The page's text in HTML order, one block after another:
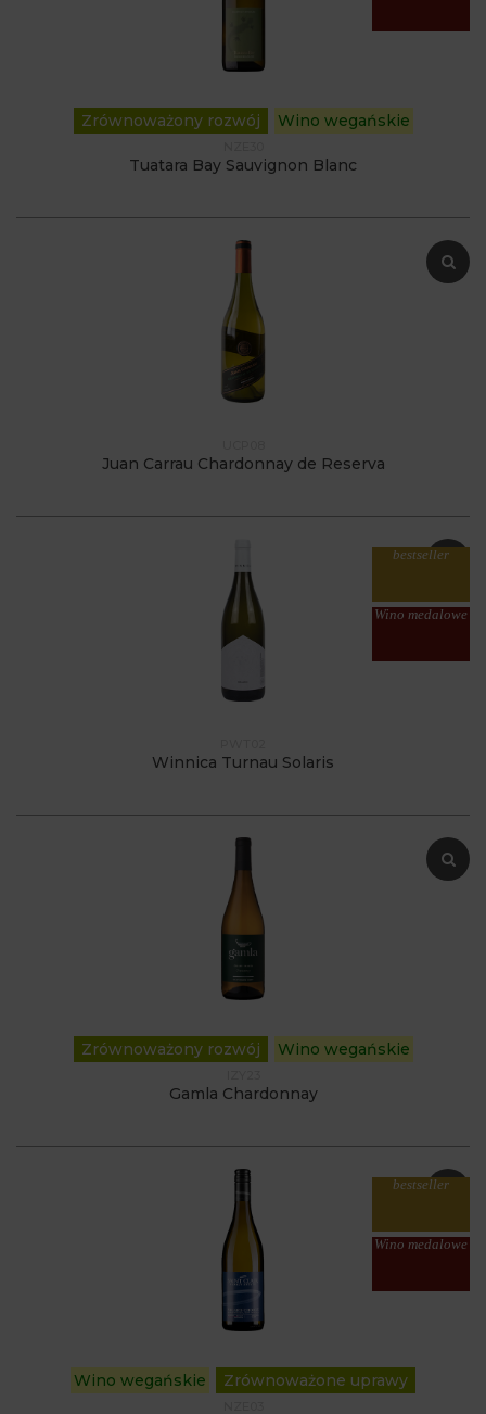
Zrównoważony rozwój Wino wegańskie
Tuatara Bay Sauvignon Blanc
Juan Carrau Chardonnay de Reserva
bestseller
Wino medalowe
Winnica Turnau Solaris
Zrównoważony rozwój Wino wegańskie
Gamla Chardonnay
bestseller
Wino medalowe
Wino wegańskie Zrównoważone uprawy